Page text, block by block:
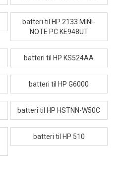
batteri til HP 2133 MINI-
NOTE PC KE948UT
batteri til HP KS524AA
batteri til HP G6000
batteri til HP HSTNN-W50C
batteri til HP 510